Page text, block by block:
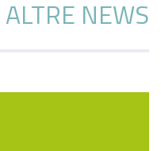
ALTRE NEWS